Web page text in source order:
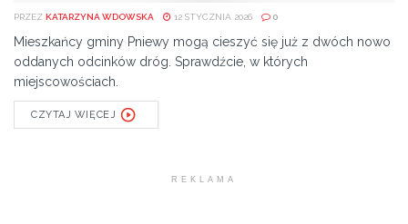
PRZEZ KATARZYNA WDOWSKA 12 STYCZNIA 2026 0
Mieszkańcy gminy Pniewy mogą cieszyć się już z dwóch nowo
oddanych odcinków dróg. Sprawdźcie, w których
miejscowościach.
CZYTAJ WIĘCEJ
REKLAMA